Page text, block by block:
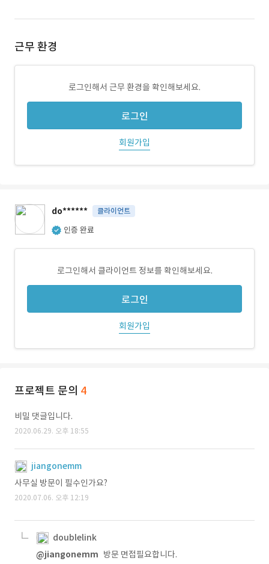
근무 환경
로그인해서 근무 환경을 확인해보세요.
로그인
회원가입
do****** 클라이언트
인증 완료
로그인해서 클라이언트 정보를 확인해보세요.
로그인
회원가입
프로젝트 문의 4
비밀 댓글입니다.
2020.06.29. 오후 18:55
jiangonemm
사무실 방문이 필수인가요?
2020.07.06. 오후 12:19
doublelink
@jiangonemm 방문 면접필요합니다.